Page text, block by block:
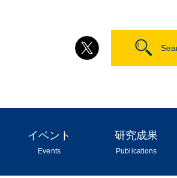
イベント
Events
研究成果
Publications